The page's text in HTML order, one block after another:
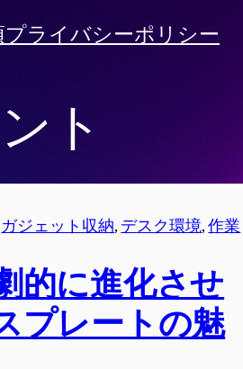
プライバシーポリシー
ト
ガジェット収納, デスク環境, 作業
的に進化させ
プレートの魅